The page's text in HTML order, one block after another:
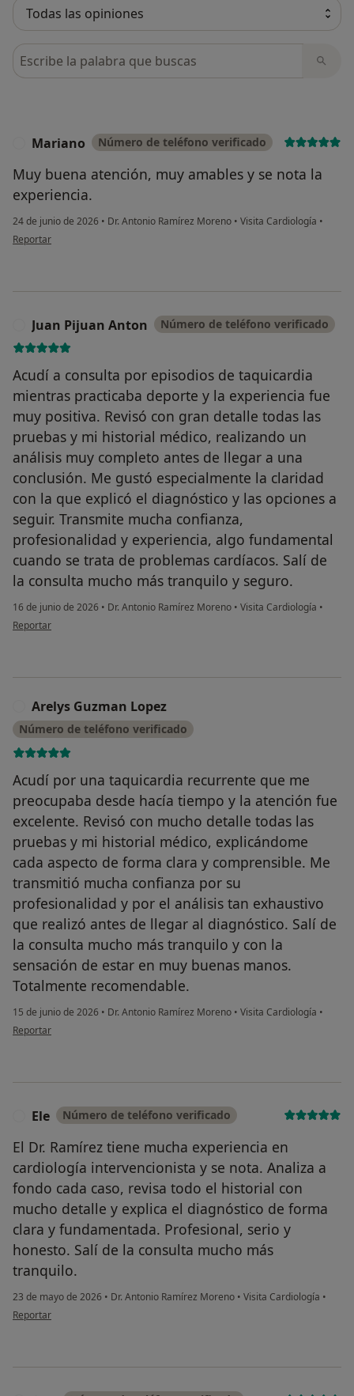
Busca en opiniones
Mariano Número de teléfono verificado
Muy buena atención, muy amables y se nota la
experiencia.
24 de junio de 2026 • Dr. Antonio Ramírez Moreno • Visita Cardiología •
en opinión del usuario Mariano
Reportar
Juan Pijuan Anton Número de teléfono verificado
Acudí a consulta por episodios de taquicardia
mientras practicaba deporte y la experiencia fue
muy positiva. Revisó con gran detalle todas las
pruebas y mi historial médico, realizando un
análisis muy completo antes de llegar a una
conclusión. Me gustó especialmente la claridad
con la que explicó el diagnóstico y las opciones a
seguir. Transmite mucha confianza,
profesionalidad y experiencia, algo fundamental
cuando se trata de problemas cardíacos. Salí de
la consulta mucho más tranquilo y seguro.
16 de junio de 2026 • Dr. Antonio Ramírez Moreno • Visita Cardiología •
en opinión del usuario Juan Pijuan Anton
Reportar
Arelys Guzman Lopez
Número de teléfono verificado
Acudí por una taquicardia recurrente que me
preocupaba desde hacía tiempo y la atención fue
excelente. Revisó con mucho detalle todas las
pruebas y mi historial médico, explicándome
cada aspecto de forma clara y comprensible. Me
transmitió mucha confianza por su
profesionalidad y por el análisis tan exhaustivo
que realizó antes de llegar al diagnóstico. Salí de
la consulta mucho más tranquilo y con la
sensación de estar en muy buenas manos.
Totalmente recomendable.
15 de junio de 2026 • Dr. Antonio Ramírez Moreno • Visita Cardiología •
en opinión del usuario Arelys Guzman Lopez
Reportar
Ele Número de teléfono verificado
El Dr. Ramírez tiene mucha experiencia en
cardiología intervencionista y se nota. Analiza a
fondo cada caso, revisa todo el historial con
mucho detalle y explica el diagnóstico de forma
clara y fundamentada. Profesional, serio y
honesto. Salí de la consulta mucho más
tranquilo.
23 de mayo de 2026 • Dr. Antonio Ramírez Moreno • Visita Cardiología •
en opinión del usuario Ele
Reportar